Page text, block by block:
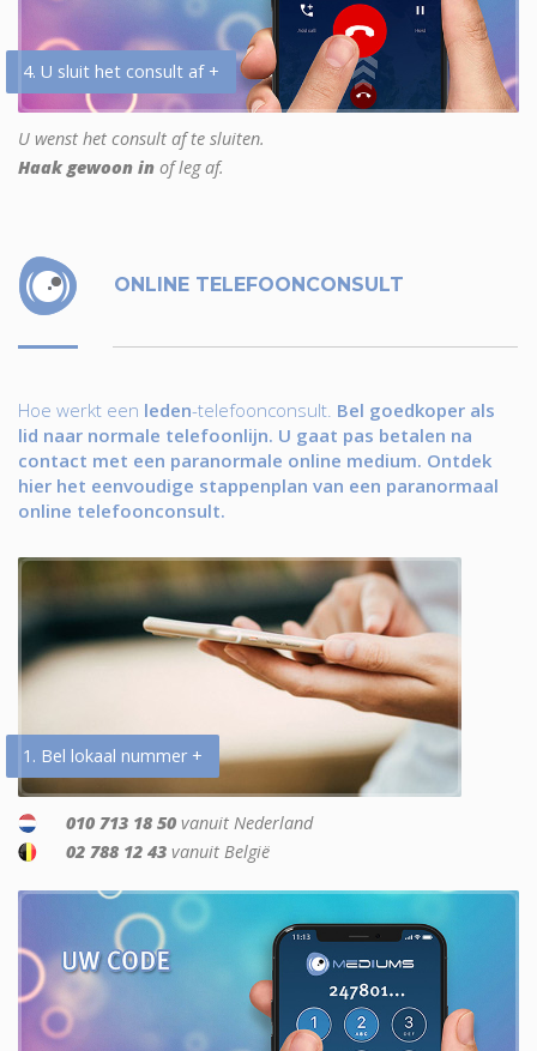
4. U sluit het consult af +
U wenst het consult af te sluiten.
Haak gewoon in of leg af.
ONLINE TELEFOONCONSULT
Hoe werkt een leden-telefoonconsult. Bel goedkoper als
lid naar normale telefoonlijn. U gaat pas betalen na
contact met een paranormale online medium. Ontdek
hier het eenvoudige stappenplan van een paranormaal
online telefoonconsult.
1. Bel lokaal nummer +
010 713 18 50 vanuit Nederland
02 788 12 43 vanuit België